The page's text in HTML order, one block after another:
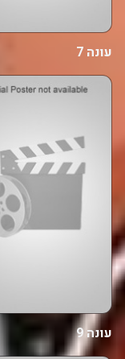
עונה 7
עונה 9